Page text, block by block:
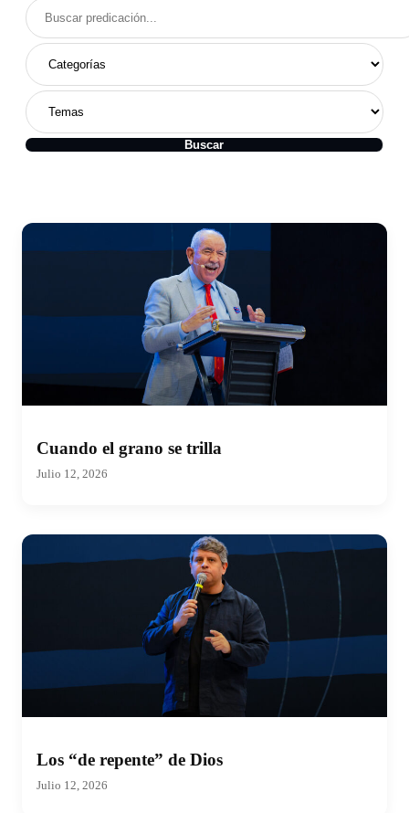
Buscar
Cuando el grano se trilla
Julio 12, 2026
Los “de repente” de Dios
Julio 12, 2026